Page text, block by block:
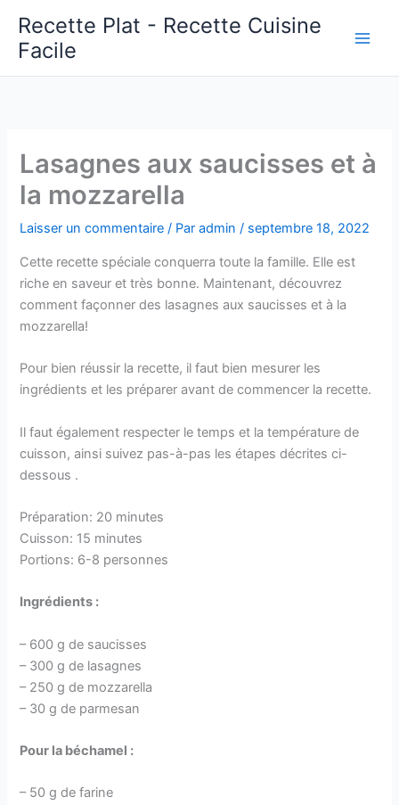
contenu
Recette Plat - Recette Cuisine
Facile
Lasagnes aux saucisses et à
la mozzarella
Laisser un commentaire / Paradmin/ septembre 18, 2022
Cette recette spéciale conquerra toute la famille. Elle est
riche en saveur et très bonne. Maintenant, découvrez
comment façonner des lasagnes aux saucisses et à la
mozzarella!
Pour bien réussir la recette, il faut bien mesurer les
ingrédients et les préparer avant de commencer la recette.
Il faut également respecter le temps et la température de
cuisson, ainsi suivez pas-à-pas les étapes décrites ci-
dessous .
Préparation: 20 minutes
Cuisson: 15 minutes
Portions: 6-8 personnes
Ingrédients :
– 600 g de saucisses
– 300 g de lasagnes
– 250 g de mozzarella
– 30 g de parmesan
Pour la béchamel :
– 50 g de farine